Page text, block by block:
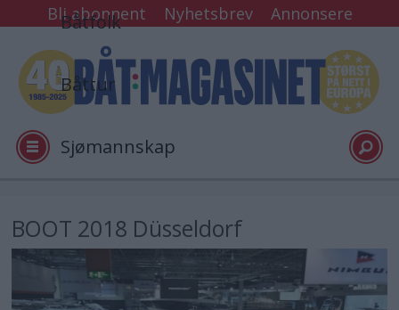
Bli abonnent Nyhetsbrev Annonsere
Båtfolk
Båttur
Sjømannskap
Arkiv
BOOT 2018 Düsseldorf